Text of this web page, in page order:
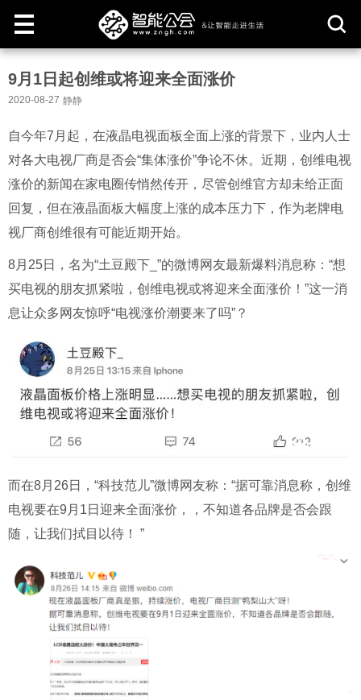
9月1日起创维或将迎来全面涨价
2020-08-27 静静
自今年7 月起，在液晶电视面板全面上涨的背景下，业内人士
对各大电视厂商是否会“集体涨价”争论不休。近期，创维电视
涨价的新闻在家电圈传悄然传开，尽管创维官方却未给正面
回复，但在液晶面板大幅度上涨的成本压力下，作为老牌电
视厂商创维很有可能近期开始。
8月 25日，名为“土豆殿下 _”的微博网友最新爆料消息称： “想
买电视的朋友抓紧啦，创维电视或将迎来全面涨价！ ”这一消
息让众多网友惊呼“电视涨价潮要来了吗” ？
而在8月 26日， “科技范儿”微博网友称： “据可靠消息称， 创维
电视要在9 月 1 日迎来全面涨价，
，不知道各品牌是否会跟
随，让我们拭目以待！
”